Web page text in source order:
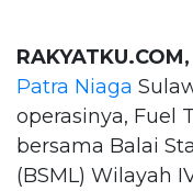
Patra Niaga
operasinya, Fuel
bersama Balai
(BSML) Wilayah